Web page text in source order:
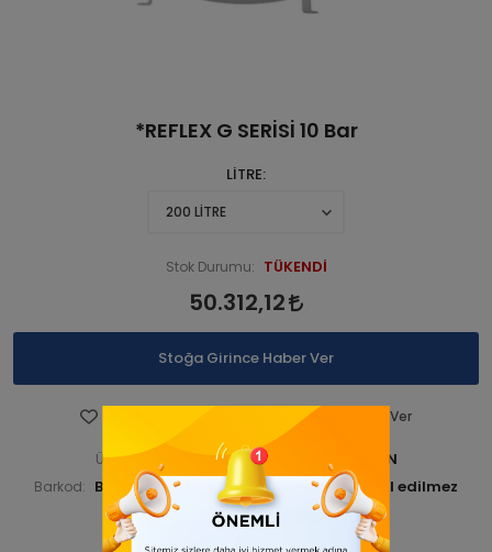
*REFLEX G SERİSİ 10 Bar
LİTRE
Stok Durumu: TÜKENDİ
50.312,12
Stoğa Girince Haber Ver
Fiyatı Düşünce Haber Ver
Ürün Kodu: BUDKAZGEN 000001-ANA URN
Barkod: BUDKAZGEN000002 İade Bilgisi: